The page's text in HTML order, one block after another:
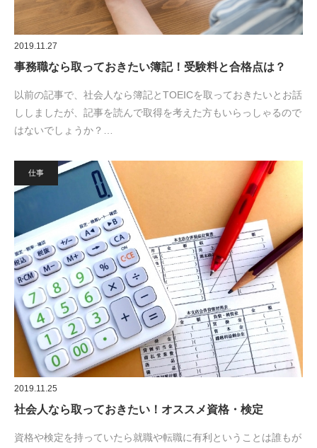
2019.11.27
事務職なら取っておきたい簿記！受験料と合格点は？
以前の記事で、社会人なら簿記とTOEICを取っておきたいとお話
ししましたが、記事を読んで取得を考えた方もいらっしゃるので
はないでしょうか？…
仕事
2019.11.25
社会人なら取っておきたい！オススメ資格・検定
資格や検定を持っていたら就職や転職に有利ということは誰もが